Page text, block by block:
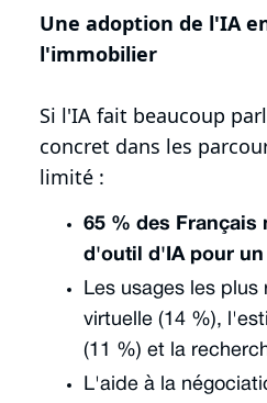
Une adoption de l'IA
l'immobilier
Si l'IA fait beaucoup
concret dans les
limité :
65 % des
d'outil d'IA pour
Les usages les
virtuelle (14 %),
(11 %) et la
L'aide à la